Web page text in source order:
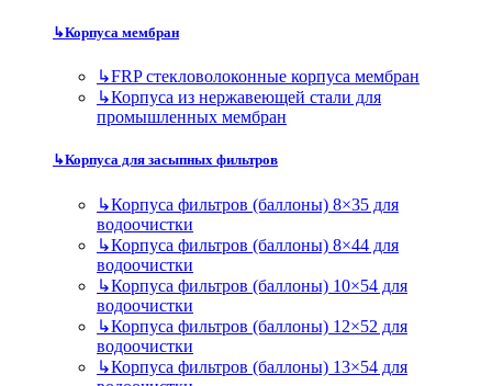
↳Корпуса мембран
↳FRP стекловолоконные корпуса мембран
↳Корпуса из нержавеющей стали для
промышленных мембран
↳Корпуса для засыпных фильтров
↳Корпуса фильтров (баллоны) 8×35 для
водоочистки
↳Корпуса фильтров (баллоны) 8×44 для
водоочистки
↳Корпуса фильтров (баллоны) 10×54 для
водоочистки
↳Корпуса фильтров (баллоны) 12×52 для
водоочистки
↳Корпуса фильтров (баллоны) 13×54 для